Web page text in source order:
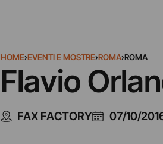
HOME›EVENTI E MOSTRE›ROMA›ROMA
Flavio
FAX FACTORY 07/10/